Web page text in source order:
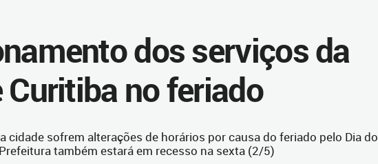
dos serviços da
no feriado
cidade sofrem alterações de horários por causa do feriado pelo Dia do
também estará em recesso na sexta (2/5)